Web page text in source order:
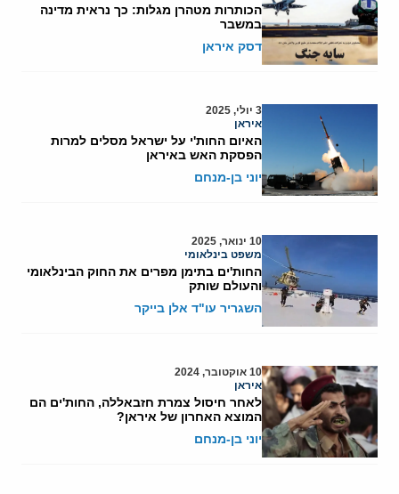
הכותרות מטהרן מגלות: כך נראית מדינה
במשבר
דסק איראן
3 יולי, 2025
איראן
האיום החות'י על ישראל מסלים למרות
הפסקת האש באיראן
יוני בן-מנחם
10 ינואר, 2025
משפט בינלאומי
החות'ים בתימן מפרים את החוק הבינלאומי
והעולם שותק
השגריר עו"ד אלן בייקר
10 אוקטובר, 2024
איראן
לאחר חיסול צמרת חזבאללה, החות'ים הם
המוצא האחרון של איראן?
יוני בן-מנחם